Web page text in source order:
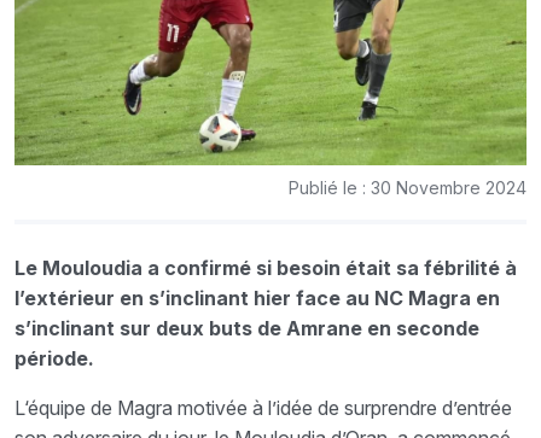
Publié le : 30 Novembre 2024
Le Mouloudia a confirmé si besoin était sa fébrilité à
l’extérieur en s’inclinant hier face au NC Magra en
s’inclinant sur deux buts de Amrane en seconde
période.
L‘équipe de Magra motivée à l’idée de surprendre d’entrée